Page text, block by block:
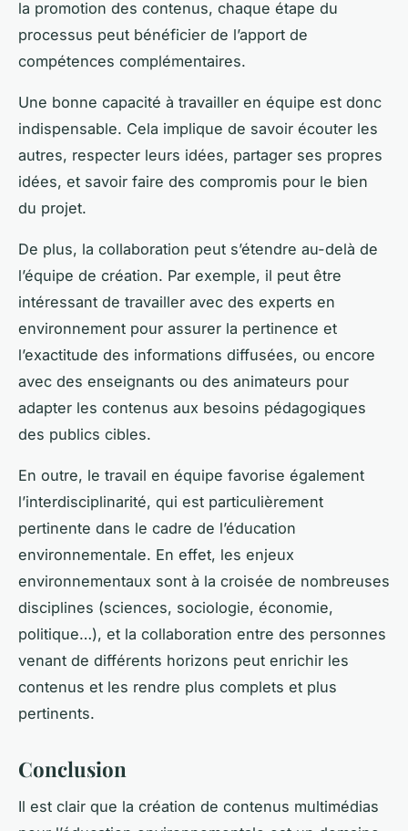
la promotion des contenus, chaque étape du
processus peut bénéficier de l’apport de
compétences complémentaires.
Une bonne capacité à travailler en équipe est donc
indispensable. Cela implique de savoir écouter les
autres, respecter leurs idées, partager ses propres
idées, et savoir faire des compromis pour le bien
du projet.
De plus, la collaboration peut s’étendre au-delà de
l’équipe de création. Par exemple, il peut être
intéressant de travailler avec des experts en
environnement pour assurer la pertinence et
l’exactitude des informations diffusées, ou encore
avec des enseignants ou des animateurs pour
adapter les contenus aux besoins pédagogiques
des publics cibles.
En outre, le travail en équipe favorise également
l’interdisciplinarité, qui est particulièrement
pertinente dans le cadre de l’éducation
environnementale. En effet, les enjeux
environnementaux sont à la croisée de nombreuses
disciplines (sciences, sociologie, économie,
politique…), et la collaboration entre des personnes
venant de différents horizons peut enrichir les
contenus et les rendre plus complets et plus
pertinents.
Conclusion
Il est clair que la création de contenus multimédias